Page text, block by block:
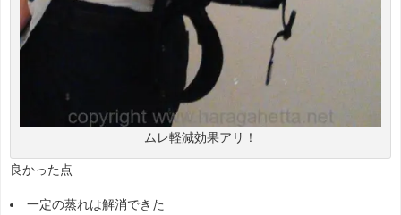
ムレ軽減効果アリ！
良かった点
一定の蒸れは解消できた